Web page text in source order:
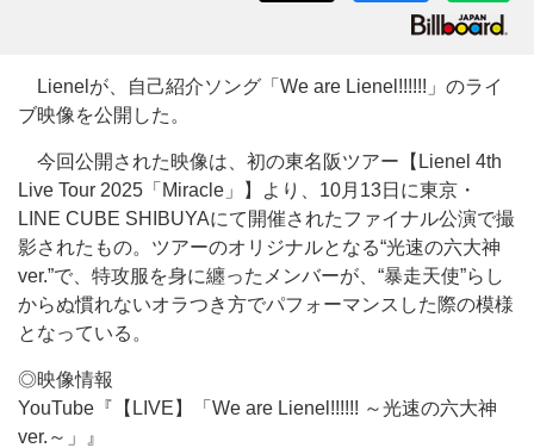
Lienelが、自己紹介ソング「We are Lienel!!!!!!」のライ
ブ映像を公開した。
今回公開された映像は、初の東名阪ツアー【Lienel 4th
Live Tour 2025「Miracle」】より、10月13日に東京・
LINE CUBE SHIBUYAにて開催されたファイナル公演で撮
影されたもの。ツアーのオリジナルとなる“光速の六大神
ver.”で、特攻服を身に纏ったメンバーが、“暴走天使”らし
からぬ慣れないオラつき方でパフォーマンスした際の模様
となっている。
◎映像情報
YouTube『【LIVE】「We are Lienel!!!!!! ～光速の六大神
ver.～」』